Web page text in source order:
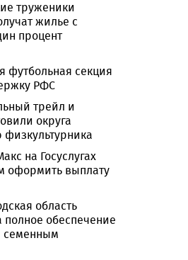
труженики
жилье с
процент
футбольная секция
РФС
трейл и
округа
на Госуслугах
оформить выплату
область
полное обеспечение
семенным